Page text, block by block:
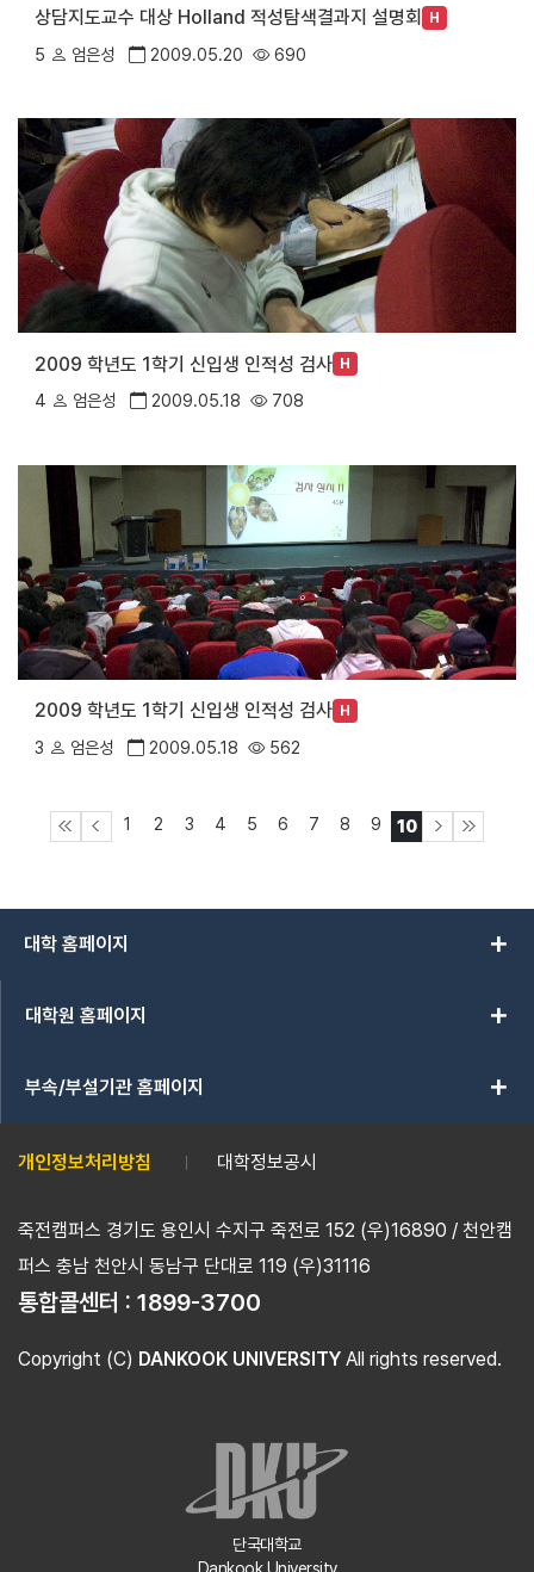
상담지도교수 대상 Holland 적성탐색결과지 설명회 H
5 엄은성 2009.05.20 690
2009 학년도 1학기 신입생 인적성 검사 H
4 엄은성 2009.05.18 708
2009 학년도 1학기 신입생 인적성 검사 H
3 엄은성 2009.05.18 562
1 2 3 4 5 6 7 8 9 10
대학 홈페이지 add
대학원 홈페이지 add
부속/부설기관 홈페이지 add
개인정보처리방침 대학정보공시
죽전캠퍼스 경기도 용인시 수지구 죽전로 152 (우)16890 / 천안캠
퍼스 충남 천안시 동남구 단대로 119 (우)31116
통합콜센터 : 1899-3700
Copyright (C) DANKOOK UNIVERSITY All rights reserved.
단국대학교